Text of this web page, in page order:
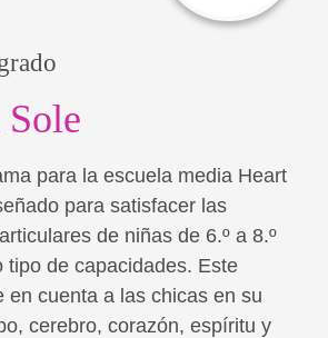
para la escuela media Heart
para satisfacer las
de niñas de 6.º a 8.º
tipo de capacidades. Este
en cuenta a las chicas en su
cerebro, corazón, espíritu y